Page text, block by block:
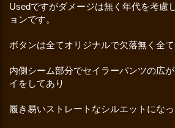
Usedですがダメージは無く年代を考慮
ョンです。
ボタンは全てオリジナルで欠落無く全て
内側シーム部分でセイラーパンツの広
イをしてあり
履き易いストレートなシルエットになっ